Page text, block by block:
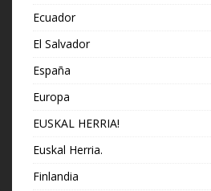
Ecuador
El Salvador
España
Europa
EUSKAL HERRIA!
Euskal Herria.
Finlandia